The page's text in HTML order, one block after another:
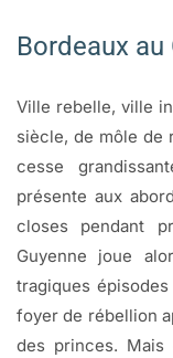
Bordeaux au
Ville rebelle, ville
siècle, de môle de
cesse
présente aux
closes pendant
Guyenne joue
tragiques
foyer de rébellion
des princes. Mais